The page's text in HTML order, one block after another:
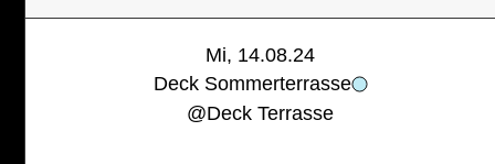
Mi, 14.08.24
Deck Sommerterrasse
@Deck Terrasse